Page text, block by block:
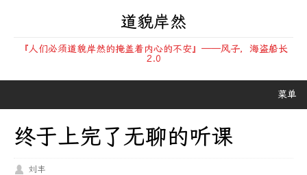
道貌岸然
『人们必须道貌岸然的掩盖着内心的不安』——风子，海盗船长
2.0
菜单
终于上完了无聊的听课
刘丰